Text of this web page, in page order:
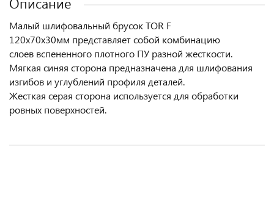
Малый шлифовальный брусок TOR F
120х70х30мм представляет собой комбинацию
слоев вспененного плотного ПУ разной жесткости.
Мягкая синяя сторона предназначена для шлифования
изгибов и углублений профиля деталей.
Жесткая серая сторона используется для обработки
ровных поверхностей.